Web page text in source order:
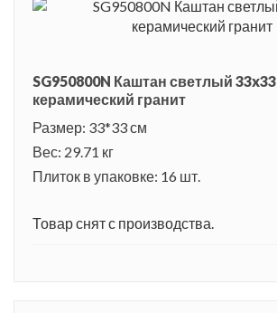
SG950800N Каштан светлый 33x33
керамический гранит
Размер: 33*33 см
Вес: 29.71 кг
Плиток в упаковке: 16 шт.
Товар снят с производства.